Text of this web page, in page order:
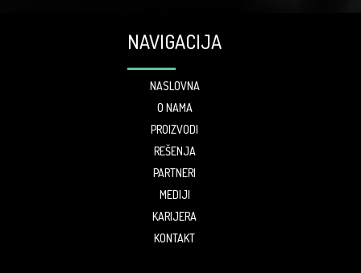
NAVIGACIJA
NASLOVNA
O NAMA
PROIZVODI
REŠENJA
PARTNERI
MEDIJI
KARIJERA
KONTAKT